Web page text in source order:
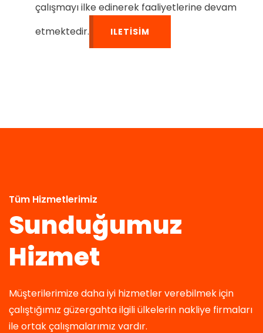
çalışmayı ilke edinerek faaliyetlerine devam
etmektedir.
ILETISIM
Tüm Hizmetlerimiz
Sunduğumuz
Hizmet
Müşterilerimize daha iyi hizmetler verebilmek için
çalıştığımız güzergahta ilgili ülkelerin nakliye firmaları
ile ortak çalışmalarımız vardır.